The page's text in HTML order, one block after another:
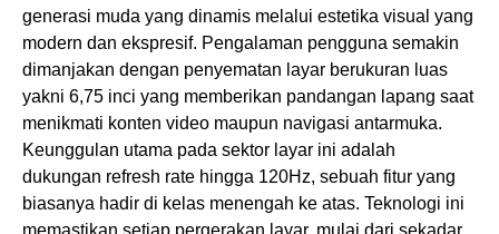
generasi muda yang dinamis melalui estetika visual yang
modern dan ekspresif. Pengalaman pengguna semakin
dimanjakan dengan penyematan layar berukuran luas
yakni 6,75 inci yang memberikan pandangan lapang saat
menikmati konten video maupun navigasi antarmuka.
Keunggulan utama pada sektor layar ini adalah
dukungan refresh rate hingga 120Hz, sebuah fitur yang
biasanya hadir di kelas menengah ke atas. Teknologi ini
memastikan setiap pergerakan layar, mulai dari sekadar